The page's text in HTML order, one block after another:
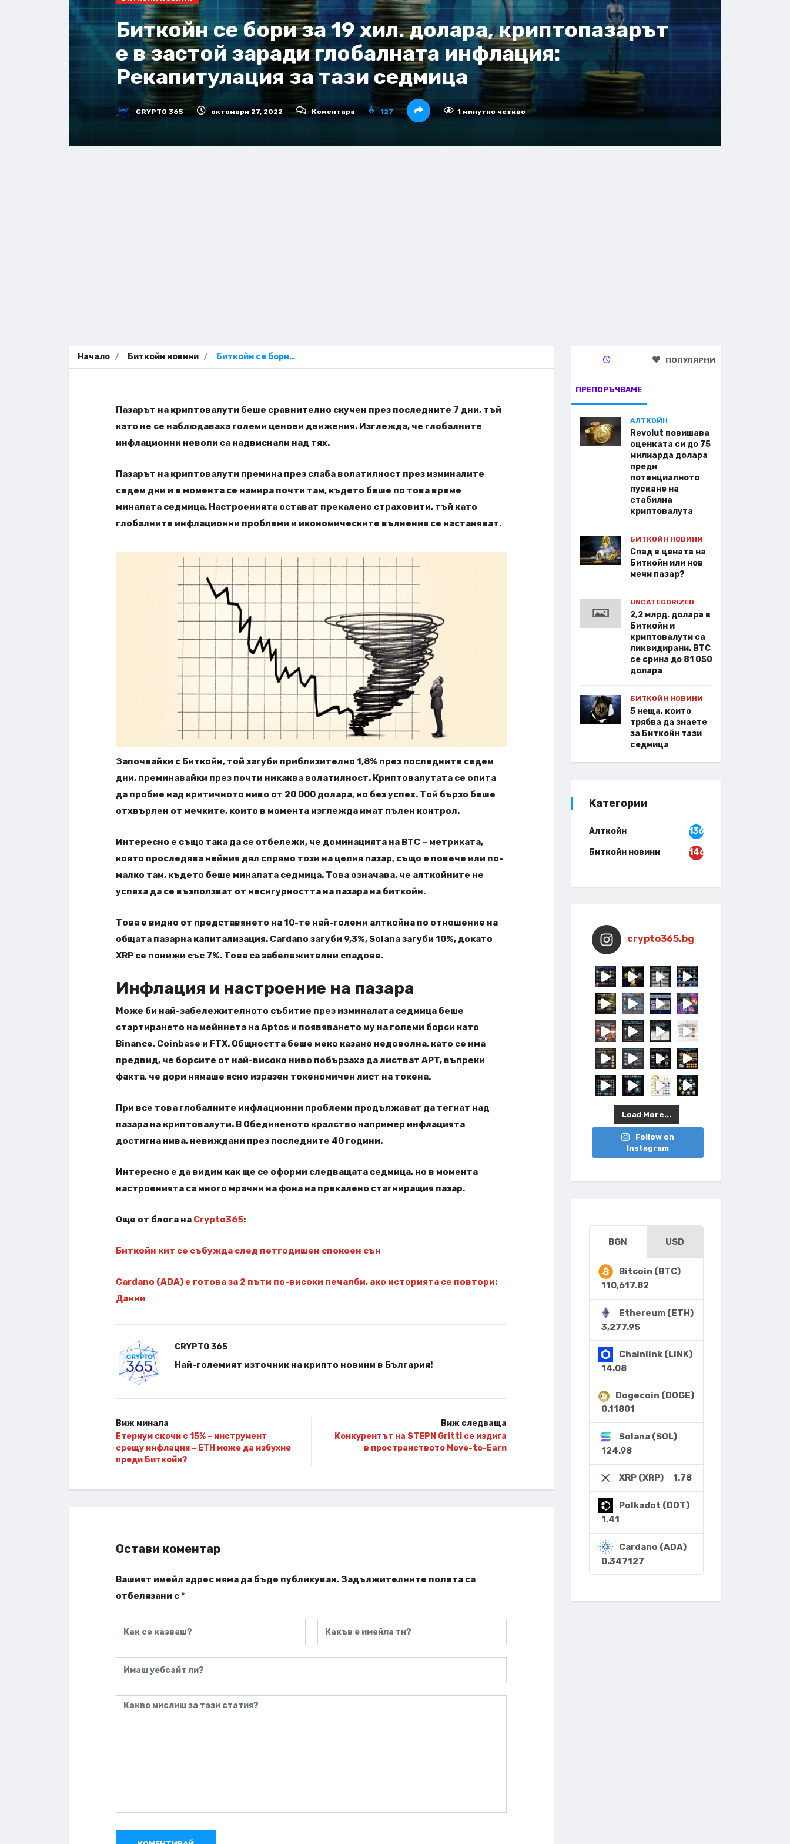
Биткойн се бори за 19 хил. долара, криптопазарът
е в застой заради глобалната инфлация:
Рекапитулация за тази седмица
CRYPTO 365 октомври 27, 2022 Коментара 127 1 минутно четиво
Начало Биткойн новини Биткойн се бори…
Пазарът на криптовалути беше сравнително скучен през последните 7 дни, тъй
като не се наблюдаваха големи ценови движения. Изглежда, че глобалните
инфлационни неволи са надвиснали над тях.
Пазарът на криптовалути премина през слаба волатилност през изминалите
седем дни и в момента се намира почти там, където беше по това време
миналата седмица. Настроенията остават прекалено страховити, тъй като
глобалните инфлационни проблеми и икономическите вълнения се настаняват.
Започвайки с Биткойн, той загуби приблизително 1,8% през последните седем
дни, преминавайки през почти никаква волатилност. Криптовалутата се опита
да пробие над критичното ниво от 20 000 долара, но без успех. Той бързо беше
отхвърлен от мечките, които в момента изглежда имат пълен контрол.
Интересно е също така да се отбележи, че доминацията на BTC – метриката,
която проследява нейния дял спрямо този на целия пазар, също е повече или по-
малко там, където беше миналата седмица. Това означава, че алткойните не
успяха да се възползват от несигурността на пазара на биткойн.
Това е видно от представянето на 10-те най-големи алткойна по отношение на
общата пазарна капитализация. Cardano загуби 9,3%, Solana загуби 10%, докато
XRP се понижи със 7%. Това са забележителни спадове.
Инфлация и настроение на пазара
Може би най-забележителното събитие през изминалата седмица беше
стартирането на мейннета на Aptos и появяването му на големи борси като
Binance, Coinbase и FTX. Общността беше меко казано недоволна, като се има
предвид, че борсите от най-високо ниво побързаха да листват APT, въпреки
факта, че дори нямаше ясно изразен токеномичен лист на токена.
При все това глобалните инфлационни проблеми продължават да тегнат над
пазара на криптовалути. В Обединеното кралство например инфлацията
достигна нива, невиждани през последните 40 години.
Интересно е да видим как ще се оформи следващата седмица, но в момента
настроенията са много мрачни на фона на прекалено стагниращия пазар.
Още от блога на Crypto365:
Биткойн кит се събужда след петгодишен спокоен сън
Cardano (ADA) е готова за 2 пъти по-високи печалби, ако историята се повтори:
Данни
CRYPTO 365
Най-големият източник на крипто новини в България!
Виж минала
Етериум скочи с 15% – инструмент
срещу инфлация – ETH може да избухне
преди Биткойн?
Виж следваща
Конкурентът на STEPN Gritti се издига
в пространството Move-to-Earn
Остави коментар
Вашият имейл адрес няма да бъде публикуван. Задължителните полета са
отбелязани с*
ПРЕПОРЪЧВАМЕ
ПОПУЛЯРНИ
АЛТКОЙН
Revolut повишава
оценката си до 75
милиарда долара
преди
потенциалното
пускане на
стабилна
криптовалута
БИТКОЙН НОВИНИ
Спад в цената на
Биткойн или нов
мечи пазар?
UNCATEGORIZED
2,2 млрд. долара в
Биткойн и
криптовалути са
ликвидирани. BTC
се срина до 81 050
долара
БИТКОЙН НОВИНИ
5 неща, които
трябва да знаете
за Биткойн тази
седмица
Категории
Алткойн 136
Биткойн новини 146
crypto365.bg
Load More...
Follow on
Instagram
BGN USD
Bitcoin (BTC)
110,617.82
Ethereum (ETH)
3,277.95
Chainlink (LINK)
14.08
Dogecoin (DOGE)
0.11801
Solana (SOL)
124.98
XRP (XRP) 1.78
Polkadot (DOT)
1.41
Cardano (ADA)
0.347127